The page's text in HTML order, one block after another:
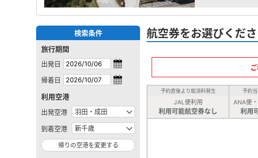
検索条件
旅行期間
出発日
帰着日
利用空港
出発空港
到着空港
帰りの空港を変更する
航空券をお選びくだ
予約直後より取消料発生
JAL便利用
利用可能航空券なし
予約
ANA便
利用